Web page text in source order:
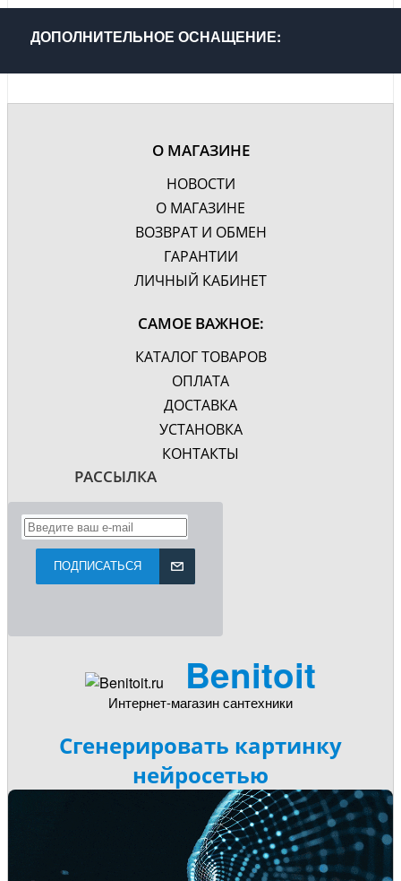
Глубина, см 34
Материал фасада МДФ
Белый, фиолетовый
декоративных ножек,
механизм доводчика
3
ДОПОЛНИТЕЛЬНОЕ ОСНАЩЕНИЕ:
О МАГАЗИНЕ
НОВОСТИ
О МАГАЗИНЕ
ВОЗВРАТ И ОБМЕН
ГАРАНТИИ
ЛИЧНЫЙ КАБИНЕТ
САМОЕ ВАЖНОЕ:
КАТАЛОГ ТОВАРОВ
ОПЛАТА
ДОСТАВКА
УСТАНОВКА
КОНТАКТЫ
РАССЫЛКА
ПОДПИСАТЬСЯ
Benitoit
Интернет-магазин сантехники
Сгенерировать картинку
нейросетью